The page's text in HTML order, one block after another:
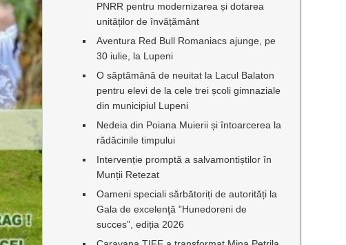
PNRR pentru modernizarea și dotarea
unităților de învățământ
Aventura Red Bull Romaniacs ajunge, pe
30 iulie, la Lupeni
O săptămână de neuitat la Lacul Balaton
pentru elevi de la cele trei școli gimnaziale
din municipiul Lupeni
Nedeia din Poiana Muierii și întoarcerea la
rădăcinile timpului
Intervenție promptă a salvamontiștilor în
Munții Retezat
Oameni speciali sărbătoriți de autorități la
Gala de excelenţă ”Hunedoreni de
succes”, ediția 2026